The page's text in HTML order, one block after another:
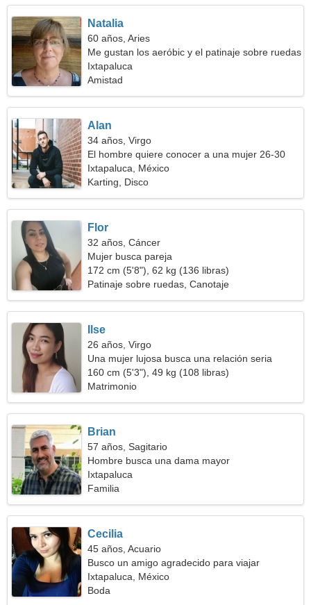
Natalia
60 años, Aries
Me gustan los aeróbic y el patinaje sobre ruedas
Ixtapaluca
Amistad
Alan
34 años, Virgo
El hombre quiere conocer a una mujer 26-30
Ixtapaluca, México
Karting, Disco
Flor
32 años, Cáncer
Mujer busca pareja
172 cm (5'8"), 62 kg (136 libras)
Patinaje sobre ruedas, Canotaje
Ilse
26 años, Virgo
Una mujer lujosa busca una relación seria
160 cm (5'3"), 49 kg (108 libras)
Matrimonio
Brian
57 años, Sagitario
Hombre busca una dama mayor
Ixtapaluca
Familia
Cecilia
45 años, Acuario
Busco un amigo agradecido para viajar
Ixtapaluca, México
Boda